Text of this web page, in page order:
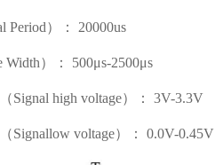
Period）： 20000us
Width）： 500μs-2500μs
Signal high voltage）： 3V-3.3V
Signallow voltage）： 0.0V-0.45V